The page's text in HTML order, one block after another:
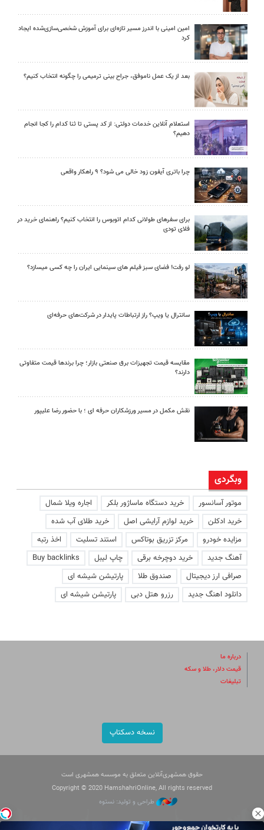
امین امینی با اندرز مسیر تازه‌ای برای آموزش شخصی‌سازی‌شده ایجاد
کرد
بعد از یک عمل ناموفق، جراح بینی ترمیمی را چگونه انتخاب کنیم؟
استعلام آنلاین خدمات دولتی: از کد پستی تا ثنا کدام را کجا انجام
دهیم؟
چرا باتری آیفون زود خالی می شود؟ ۹ راهکار واقعی
برای سفرهای طولانی کدام اتوبوس را انتخاب کنیم؟ راهنمای خرید در
فلای تودی
لو رفت! فضای سبز فیلم های سینمایی ایران را چه کسی میسازد؟
سانترال یا ویپ؟ راز ارتباطات پایدار در شرکت‌های حرفه‌ای
مقایسه قیمت تجهیزات برق صنعتی بازار؛ چرا برندها قیمت متفاوتی
دارند؟
نقش مکمل در مسیر ورزشکاران حرفه ای ؛ با حضور رضا علیپور
وبگردی
موتور آسانسور خرید دستگاه ماساژور بلکر
اجاره ویلا شمال
خرید ادکلن
خرید لوازم آرایشی اصل
خرید طلای آب شده
مزایده خودرو
مرکز تزریق بوتاکس استند تسلیت
اخذ رتبه
آهنگ جدید
خرید دوچرخه برقی چاپ لیبل
Buy backlinks
صرافی ارز دیجیتال
صندوق طلا
پارتیشن شیشه ای
دانلود اهنگ جدید
رزرو هتل دبی پارتیشن شیشه ای
درباره ما
قیمت دلار، طلا و سکه
تبلیغات
نسخه دسکتاپ
حقوق همشهری‌آنلاین متعلق به موسسه همشهری است
Copyright © 2020 HamshahriOnline, All rights reserved
طراحی و تولید: نستوه